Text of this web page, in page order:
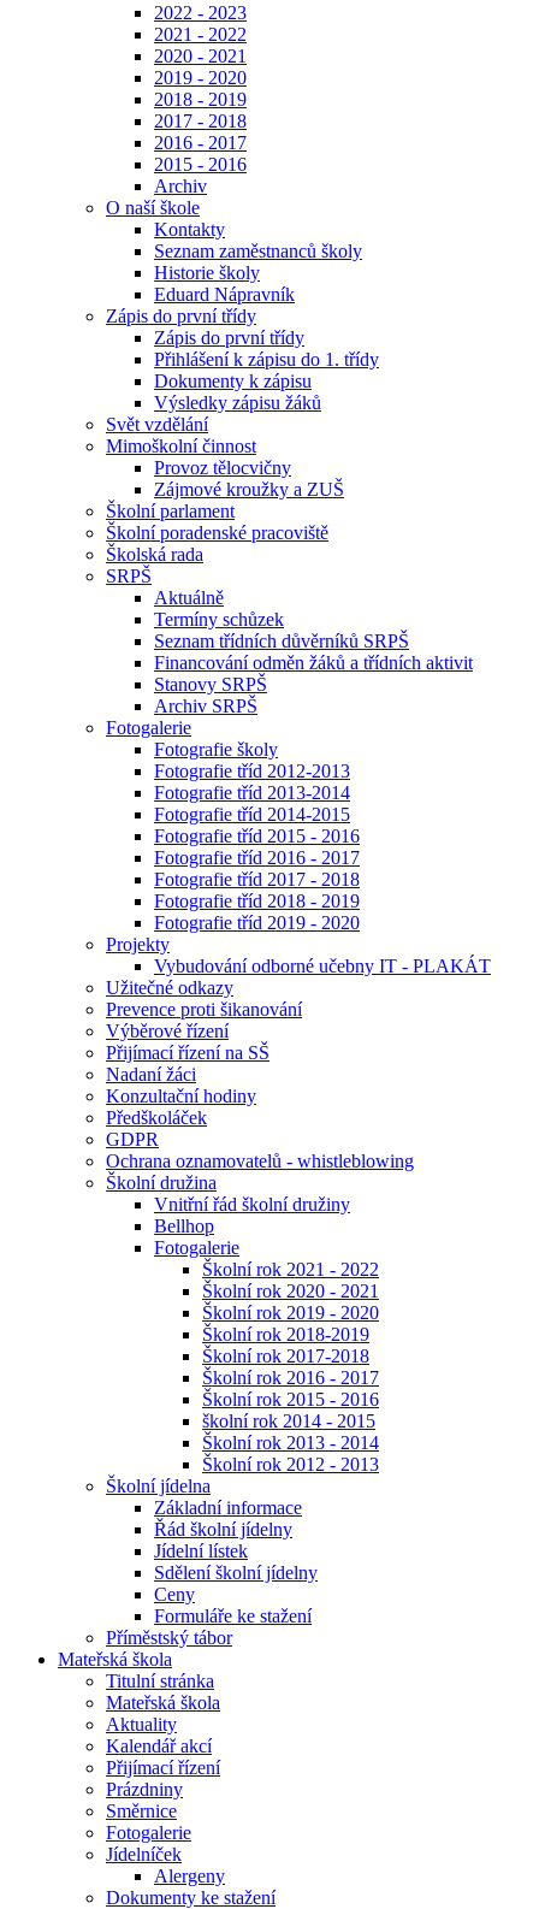
2022 - 2023
2021 - 2022
2020 - 2021
2019 - 2020
2018 - 2019
2017 - 2018
2016 - 2017
2015 - 2016
Archiv
O naší škole
Kontakty
Seznam zaměstnanců školy
Historie školy
Eduard Nápravník
Zápis do první třídy
Zápis do první třídy
Přihlášení k zápisu do 1. třídy
Dokumenty k zápisu
Výsledky zápisu žáků
Svět vzdělání
Mimoškolní činnost
Provoz tělocvičny
Zájmové kroužky a ZUŠ
Školní parlament
Školní poradenské pracoviště
Školská rada
SRPŠ
Aktuálně
Termíny schůzek
Seznam třídních důvěrníků SRPŠ
Financování odměn žáků a třídních aktivit
Stanovy SRPŠ
Archiv SRPŠ
Fotogalerie
Fotografie školy
Fotografie tříd 2012-2013
Fotografie tříd 2013-2014
Fotografie tříd 2014-2015
Fotografie tříd 2015 - 2016
Fotografie tříd 2016 - 2017
Fotografie tříd 2017 - 2018
Fotografie tříd 2018 - 2019
Fotografie tříd 2019 - 2020
Projekty
Vybudování odborné učebny IT - PLAKÁT
Užitečné odkazy
Prevence proti šikanování
Výběrové řízení
Přijímací řízení na SŠ
Nadaní žáci
Konzultační hodiny
Předškoláček
GDPR
Ochrana oznamovatelů - whistleblowing
Školní družina
Vnitřní řád školní družiny
Bellhop
Fotogalerie
Školní rok 2021 - 2022
Školní rok 2020 - 2021
Školní rok 2019 - 2020
Školní rok 2018-2019
Školní rok 2017-2018
Školní rok 2016 - 2017
Školní rok 2015 - 2016
školní rok 2014 - 2015
Školní rok 2013 - 2014
Školní rok 2012 - 2013
Školní jídelna
Základní informace
Řád školní jídelny
Jídelní lístek
Sdělení školní jídelny
Ceny
Formuláře ke stažení
Příměstský tábor
Mateřská škola
Titulní stránka
Mateřská škola
Aktuality
Kalendář akcí
Přijímací řízení
Prázdniny
Směrnice
Fotogalerie
Jídelníček
Alergeny
Dokumenty ke stažení